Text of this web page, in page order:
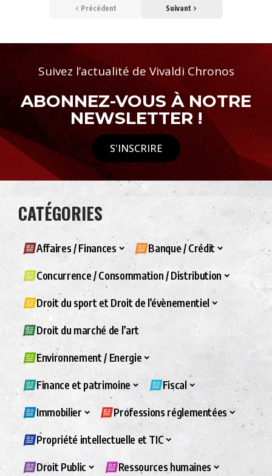
Précédent Suivant
Suivez l’actualité de Vivaldi Chronos
ABONNEZ-VOUS À NOTRE
NEWSLETTER !
S'INSCRIRE
CATÉGORIES
Affaires / Finances Banque / Crédit
Concurrence / Consommation / Distribution
Droit du sport et Droit de l’évènementiel
Droit du marché de l’art
Environnement / Energie
Finance et patrimoine Fiscal
Immobilier Professions réglementées
Propriété intellectuelle et TIC
Droit Public Ressources humaines